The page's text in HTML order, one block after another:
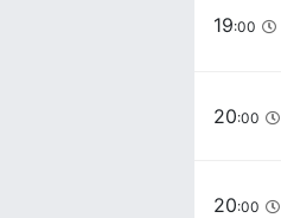
19:00
20:00
20:00